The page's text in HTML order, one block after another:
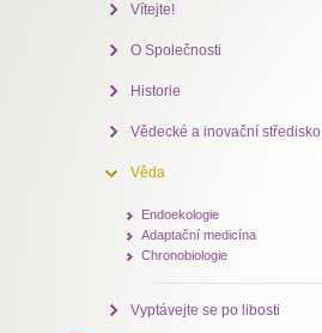
Vítejte!
O Společnosti
Historie
Vědecké a inovační středisko
Věda
Endoekologie
Adaptační medicína
Chronobiologie
Vyptávejte se po libosti